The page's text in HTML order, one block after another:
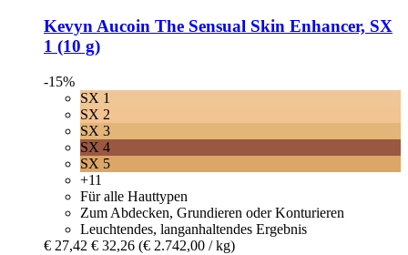
Kevyn Aucoin The Sensual Skin Enhancer, SX
1 (10 g)
-15%
SX 1
SX 2
SX 3
SX 4
SX 5
+11
Für alle Hauttypen
Zum Abdecken, Grundieren oder Konturieren
Leuchtendes, langanhaltendes Ergebnis
€ 27,42 € 32,26 (€ 2.742,00 / kg)